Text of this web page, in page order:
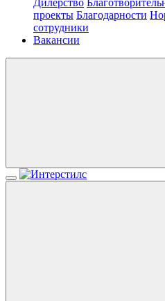
Дилерство
проекты Благодарности
сотрудники
Вакансии